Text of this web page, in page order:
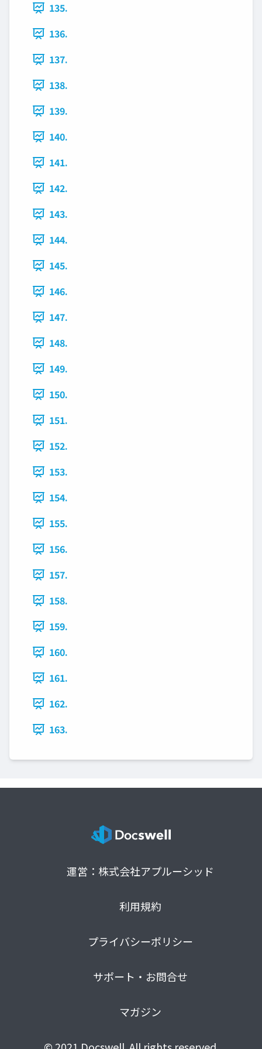
135.
136.
137.
138.
139.
140.
141.
142.
143.
144.
145.
146.
147.
148.
149.
150.
151.
152.
153.
154.
155.
156.
157.
158.
159.
160.
161.
162.
163.
運営：株式会社アプルーシッド
利用規約
プライバシーポリシー
サポート・お問合せ
マガジン